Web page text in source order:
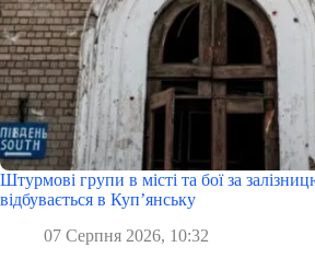
Штурмові групи в місті та бої за
відбувається в Куп’янську
07 Серпня 2026, 10:32